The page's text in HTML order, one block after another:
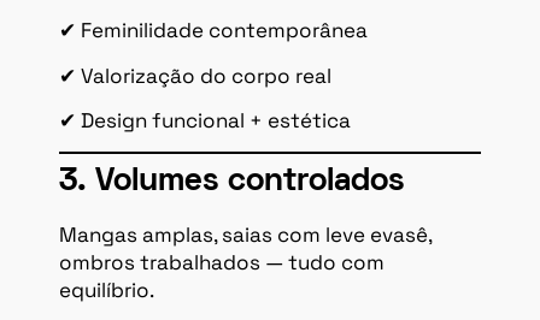
✔ Feminilidade contemporânea
✔ Valorização do corpo real
✔ Design funcional + estética
3. Volumes controlados
Mangas amplas, saias com leve evasê,
ombros trabalhados — tudo com
equilíbrio.